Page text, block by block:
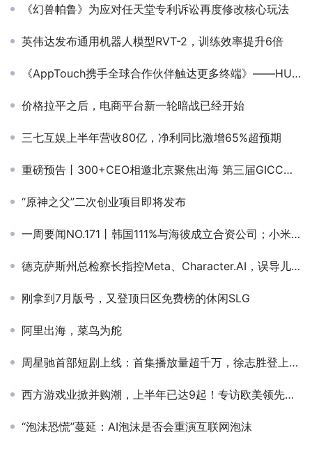
《幻兽帕鲁》为应对任天堂专利诉讼再度修改核心玩法
英伟达发布通用机器人模型RVT-2，训练效率提升6倍
《AppTouch携手全球合作伙伴触达更多终端》——HUAWEI AppTouch 业务部中东非高级运营经理 Frank
价格拉平之后，电商平台新一轮暗战已经开始
三七互娱上半年营收80亿，净利同比激增65%超预期
重磅预告丨300+CEO相邀北京聚焦出海 第三届GICC全球互联网产业CEO大会12月开幕
“原神之父”二次创业项目即将发布
一周要闻NO.171丨韩国111%与海彼成立合资公司；小米杀入短剧赛道；滴滴外卖99Food进军里约；OpenAI或解禁成人内容
德克萨斯州总检察长指控Meta、Character.AI，误导儿童心理健康
刚拿到7月版号，又登顶日区免费榜的休闲SLG
阿里出海，菜鸟为舵
周星驰首部短剧上线：首集播放量超千万，徐志胜登上热搜
西方游戏业掀并购潮，上半年已达9起！专访欧美领先游戏精品投行，解析资本动向
“泡沫恐慌”蔓延：AI泡沫是否会重演互联网泡沫